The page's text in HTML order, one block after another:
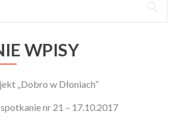
WPISY
„Dobro w Dłoniach”
nr 21 – 17.10.2017